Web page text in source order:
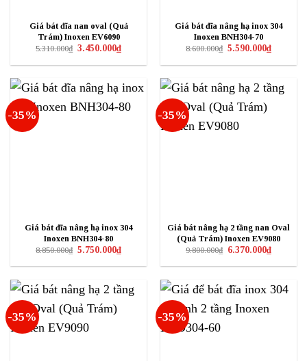
Giá bát đĩa nan oval (Quả
Trám) Inoxen EV6090
5.310.000₫ Giá
là:
3.450.000₫Giá
hiện
tại
Giá bát đĩa nâng hạ inox 304
Inoxen BNH304-70
8.600.000₫ Giá
là:
5.590.000₫Giá
hiện
tại
-35%
Giá bát đĩa nâng hạ inox 304
Inoxen BNH304-80
8.850.000₫ Giá
là:
5.750.000₫Giá
hiện
tại
-35%
Giá bát nâng hạ 2 tầng nan Oval
(Quả Trám) Inoxen EV9080
9.800.000₫ Giá
là:
6.370.000₫Giá
hiện
tại
-35% -35%